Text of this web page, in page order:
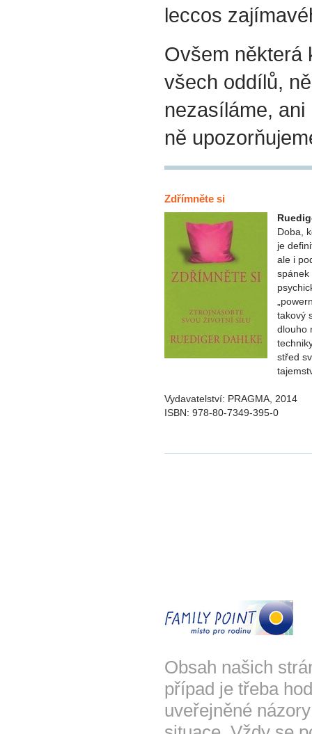
leccos
Ovšem některá
všech oddílů,
nezasíláme,
ně
Zdřímněte si
Doba,
je
ale i
spánek
takový
dlouho
střed
Vydavatelství: PRAGMA, 2014
ISBN: 978-80-7349-395-0
Obsah našich
případ je třeba
uveřejněné